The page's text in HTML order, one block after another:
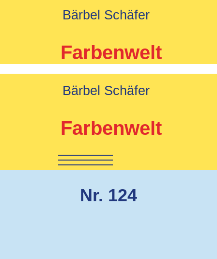
Bärbel Schäfer
Farbenwelt
Bärbel Schäfer
Farbenwelt
Nr. 124